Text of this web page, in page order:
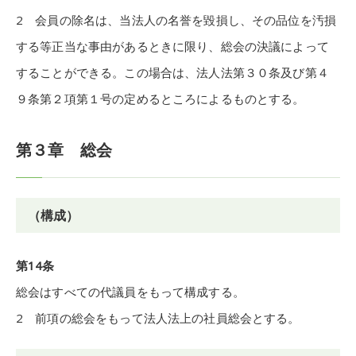
2 会員の除名は、当法人の名誉を毀損し、その品位を汚損
する等正当な事由があるときに限り、総会の決議によって
することができる。この場合は、法人法第３０条及び第４
９条第２項第１号の定めるところによるものとする。
第３章 総会
（構成）
第14条
総会はすべての代議員をもって構成する。
2 前項の総会をもって法人法上の社員総会とする。